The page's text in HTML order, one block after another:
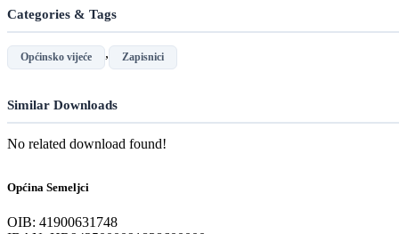
Categories & Tags
Općinsko vijeće , Zapisnici
Similar Downloads
No related download found!
Općina Semeljci
OIB: 41900631748